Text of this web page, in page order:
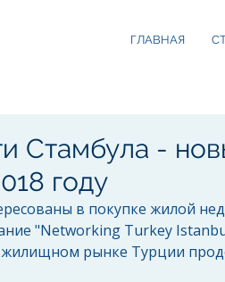
ГЛАВНАЯ
Стамбула -
году
в покупке жилой
"Networking Turkey
жилищном рынке Турции